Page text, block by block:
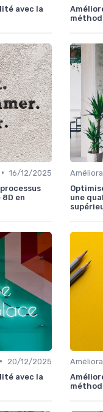
avec la
• 16/12/2025
en
une
•
20/12/2025
avec la